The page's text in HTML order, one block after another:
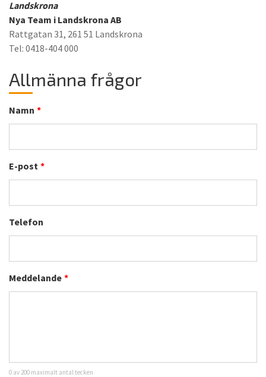
Landskrona
Nya Team i Landskrona AB
Rattgatan 31, 261 51 Landskrona
Tel: 0418-404 000
Allmänna frågor
Namn *
E-post *
Telefon
Meddelande *
0 av 200 maximalt antal tecken